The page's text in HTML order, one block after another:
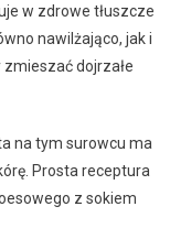
w zdrowe tłuszcze
nawilżająco, jak i
dojrzałe
na tym surowcu ma
Prosta receptura
z sokiem